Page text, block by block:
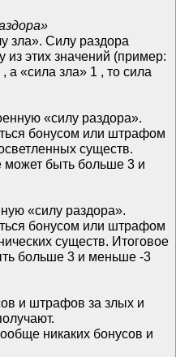
зла». Силу раздора
этих значений (пример:
а «сила зла» 1 , то сила
«силу раздора».
бонусом или штрафом
существ.
может быть больше 3 и
«силу раздора».
бонусом или штрафом
существ. Итоговое
больше 3 и меньше -3
и штрафов за злых и
никаких бонусов и